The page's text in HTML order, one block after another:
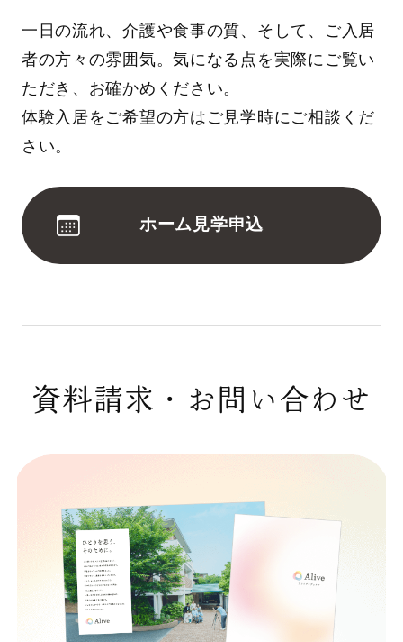
一日の流れ、介護や食事の質、そして、ご入居
者の方々の雰囲気。気になる点を実際にご覧い
ただき、お確かめください。
体験入居をご希望の方はご見学時にご相談くだ
さい。
ホーム見学申込
資料請求・お問い合わせ